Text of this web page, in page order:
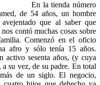
En la tienda número
de 54 años, un hombre
que al saber que
nos contó muchas cosas sobre
Comenzó en el oficio
afro y sólo tenía 15 años.
activo sesenta años, (y cuya
su vez, de su padre. En total
de un siglo. El negocio,